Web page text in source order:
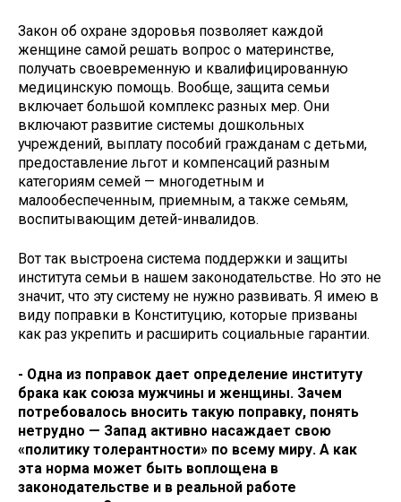
Закон об охране здоровья позволяет каждой
женщине самой решать вопрос о материнстве,
получать своевременную и квалифицированную
медицинскую помощь. Вообще, защита семьи
включает большой комплекс разных мер. Они
включают развитие системы дошкольных
учреждений, выплату пособий гражданам с детьми,
предоставление льгот и компенсаций разным
категориям семей — многодетным и
малообеспеченным, приемным, а также семьям,
воспитывающим детей-инвалидов.
Вот так выстроена система поддержки и защиты
института семьи в нашем законодательстве. Но это не
значит, что эту систему не нужно развивать. Я имею в
виду поправки в Конституцию, которые призваны
как раз укрепить и расширить социальные гарантии.
- Одна из поправок дает определение институту
брака как союза мужчины и женщины. Зачем
потребовалось вносить такую поправку, понять
нетрудно — Запад активно насаждает свою
«политику толерантности» по всему миру. А как
эта норма может быть воплощена в
законодательстве и в реальной работе